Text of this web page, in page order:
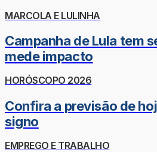
MARCOLA E LULINHA
Campanha de Lula tem
mede impacto
HORÓSCOPO 2026
Confira a previsão de
signo
EMPREGO E TRABALHO